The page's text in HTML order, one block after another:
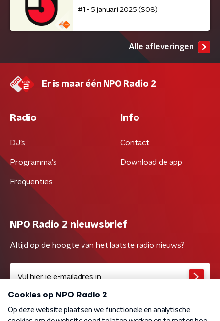
#1 - 5 januari 2025 (S08)
Alle afleveringen
Er is maar één NPO Radio 2
Radio
DJ’s
Programma's
Frequenties
Info
Contact
Download de app
NPO Radio 2 nieuwsbrief
Altijd op de hoogte van het laatste radio nieuws?